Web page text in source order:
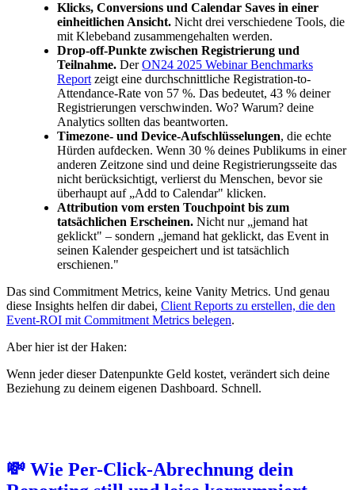
Klicks, Conversions und Calendar Saves in einer
einheitlichen Ansicht. Nicht drei verschiedene Tools, die
mit Klebeband zusammengehalten werden.
Drop-off-Punkte zwischen Registrierung und
Teilnahme. DerON24 2025 Webinar Benchmarks
Report zeigt eine durchschnittliche Registration-to-
Attendance-Rate von 57 %. Das bedeutet, 43 % deiner
Registrierungen verschwinden. Wo? Warum? deine
Analytics sollten das beantworten.
Timezone- und Device-Aufschlüsselungen, die echte
Hürden aufdecken. Wenn 30 % deines Publikums in einer
anderen Zeitzone sind und deine Registrierungsseite das
nicht berücksichtigt, verlierst du Menschen, bevor sie
überhaupt auf „Add to Calendar" klicken.
Attribution vom ersten Touchpoint bis zum
tatsächlichen Erscheinen. Nicht nur „jemand hat
geklickt" – sondern „jemand hat geklickt, das Event in
seinen Kalender gespeichert und ist tatsächlich
erschienen."
Das sind Commitment Metrics, keine Vanity Metrics. Und genau
diese Insights helfen dir dabei, Client Reports zu erstellen, die den
Event-ROI mit Commitment Metrics belegen.
Aber hier ist der Haken:
Wenn jeder dieser Datenpunkte Geld kostet, verändert sich deine
Beziehung zu deinem eigenen Dashboard. Schnell.
💸 Wie Per-Click-Abrechnung dein